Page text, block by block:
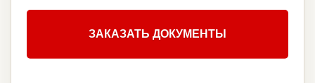
ЗАКАЗАТЬ ДОКУМЕНТЫ